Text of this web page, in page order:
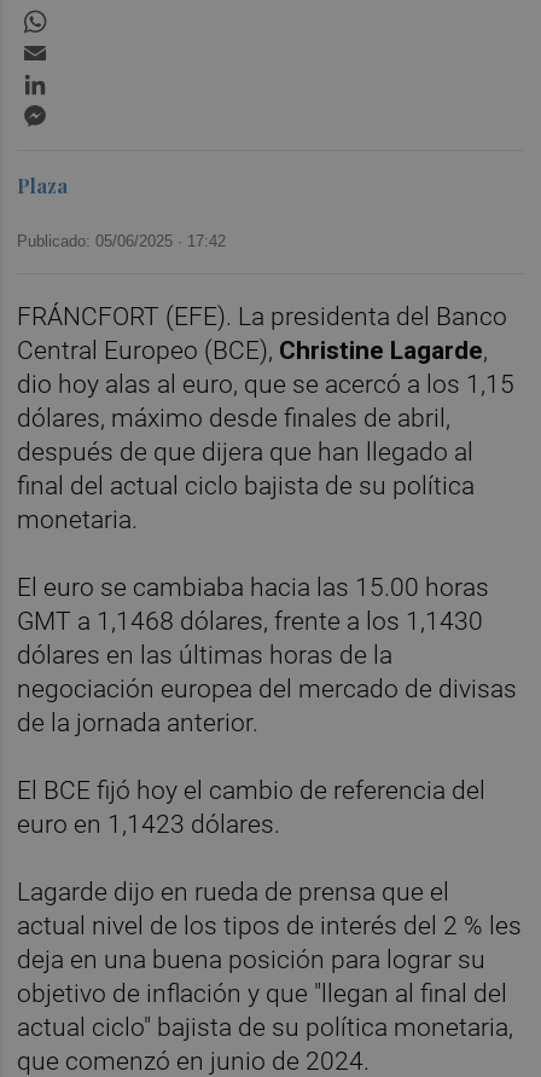
Plaza
Publicado: 05/06/2025 · 17:42
FRÁNCFORT (EFE). La presidenta del Banco
Central Europeo (BCE), Christine Lagarde,
dio hoy alas al euro, que se acercó a los 1,15
dólares, máximo desde finales de abril,
después de que dijera que han llegado al
final del actual ciclo bajista de su política
monetaria.
El euro se cambiaba hacia las 15.00 horas
GMT a 1,1468 dólares, frente a los 1,1430
dólares en las últimas horas de la
negociación europea del mercado de divisas
de la jornada anterior.
El BCE fijó hoy el cambio de referencia del
euro en 1,1423 dólares.
Lagarde dijo en rueda de prensa que el
actual nivel de los tipos de interés del 2 % les
deja en una buena posición para lograr su
objetivo de inflación y que "llegan al final del
actual ciclo" bajista de su política monetaria,
que comenzó en junio de 2024.